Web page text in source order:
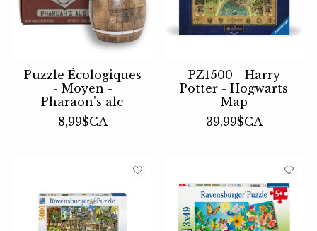
Puzzle Écologiques
- Moyen -
Pharaon's ale
8,99$CA
PZ1500 - Harry
Potter - Hogwarts
Map
39,99$CA